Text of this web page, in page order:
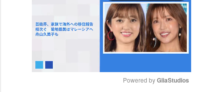
Powered by GliaStudios